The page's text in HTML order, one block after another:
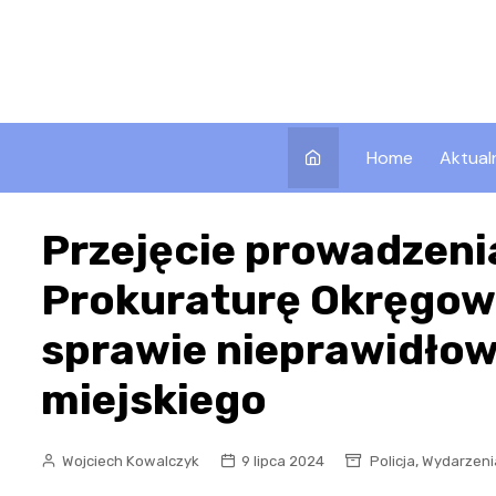
Home
Przejęcie
Prokuraturę
sprawie
miejskiego
Wojciech Kowalczyk 9 lipca 2024 Policja,